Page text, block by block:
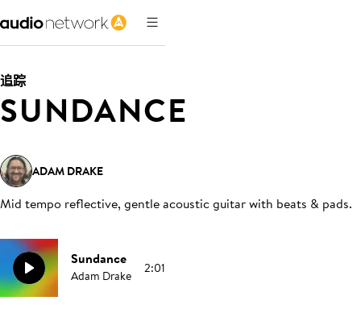
追踪
SUNDANCE
ADAM DRAKE
Mid tempo reflective, gentle acoustic guitar with beats & pads.
Sundance
Adam Drake 2:01